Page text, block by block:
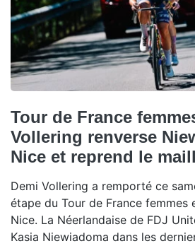
Tour de France
Vollering renverse
Nice et reprend le
Demi Vollering a remporté ce
étape du Tour de France femmes
Nice. La Néerlandaise de FDJ
Kasia Niewiadoma dans les